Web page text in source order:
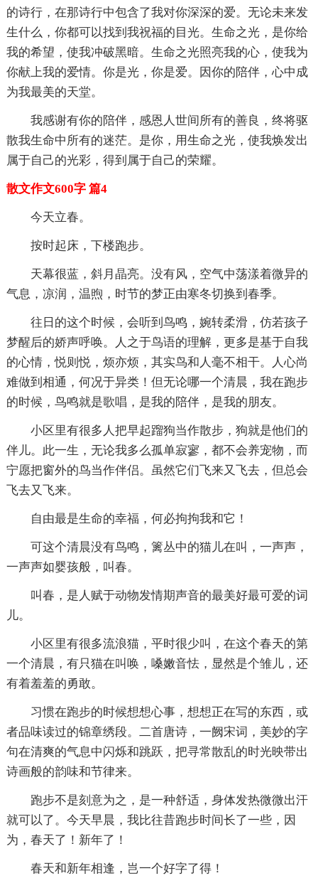
的诗行，在那诗行中包含了我对你深深的爱。无论未来发
生什么，你都可以找到我祝福的目光。生命之光，是你给
我的希望，使我冲破黑暗。生命之光照亮我的心，使我为
你献上我的爱情。你是光，你是爱。因你的陪伴，心中成
为我最美的天堂。
我感谢有你的陪伴，感恩人世间所有的善良，终将驱
散我生命中所有的迷茫。是你，用生命之光，使我焕发出
属于自己的光彩，得到属于自己的荣耀。
散文作文600字 篇4
今天立春。
按时起床，下楼跑步。
天幕很蓝，斜月晶亮。没有风，空气中荡漾着微异的
气息，凉润，温煦，时节的梦正由寒冬切换到春季。
往日的这个时候，会听到鸟鸣，婉转柔滑，仿若孩子
梦醒后的娇声呼唤。人之于鸟语的理解，更多是基于自我
的心情，悦则悦，烦亦烦，其实鸟和人毫不相干。人心尚
难做到相通，何况于异类！但无论哪一个清晨，我在跑步
的时候，鸟鸣就是歌唱，是我的陪伴，是我的朋友。
小区里有很多人把早起蹓狗当作散步，狗就是他们的
伴儿。此一生，无论我多么孤单寂寥，都不会养宠物，而
宁愿把窗外的鸟当作伴侣。虽然它们飞来又飞去，但总会
飞去又飞来。
自由最是生命的幸福，何必拘拘我和它！
可这个清晨没有鸟鸣，篱丛中的猫儿在叫，一声声，
一声声如婴孩般，叫春。
叫春，是人赋于动物发情期声音的最美好最可爱的词
儿。
小区里有很多流浪猫，平时很少叫，在这个春天的第
一个清晨，有只猫在叫唤，嗓嫩音怯，显然是个雏儿，还
有着羞羞的勇敢。
习惯在跑步的时候想想心事，想想正在写的东西，或
者品味读过的锦章绣段。二首唐诗，一阙宋词，美妙的字
句在清爽的气息中闪烁和跳跃，把寻常散乱的时光映带出
诗画般的韵味和节律来。
跑步不是刻意为之，是一种舒适，身体发热微微出汗
就可以了。今天早晨，我比往昔跑步时间长了一些，因
为，春天了！新年了！
春天和新年相逢，岂一个好字了得！